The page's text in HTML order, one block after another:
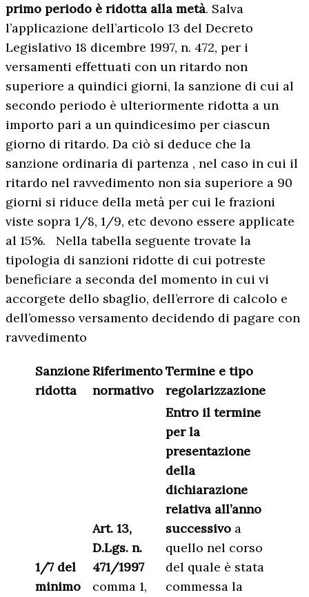
primo periodo è ridotta alla metà. Salva
l’applicazione dell’articolo 13 del Decreto
Legislativo 18 dicembre 1997, n. 472, per i
versamenti effettuati con un ritardo non
superiore a quindici giorni, la sanzione di cui al
secondo periodo è ulteriormente ridotta a un
importo pari a un quindicesimo per ciascun
giorno di ritardo. Da ciò si deduce che la
sanzione ordinaria di partenza , nel caso in cui il
ritardo nel ravvedimento non sia superiore a 90
giorni si riduce della metà per cui le frazioni
viste sopra 1/8, 1/9, etc devono essere applicate
al 15%. Nella tabella seguente trovate la
tipologia di sanzioni ridotte di cui potreste
beneficiare a seconda del momento in cui vi
accorgete dello sbaglio, dell’errore di calcolo e
dell’omesso versamento decidendo di pagare con
ravvedimento
Sanzione
ridotta
Riferimento
normativo
Termine e tipo
regolarizzazione
1/7 del
minimo
Art. 13,
D.Lgs. n.
471/1997
comma 1,
Entro il termine
per la
presentazione
della
dichiarazione
relativa all’anno
successivo a
quello nel corso
del quale è stata
commessa la